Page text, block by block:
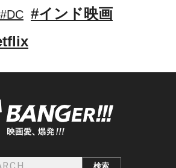
#DC #インド映画